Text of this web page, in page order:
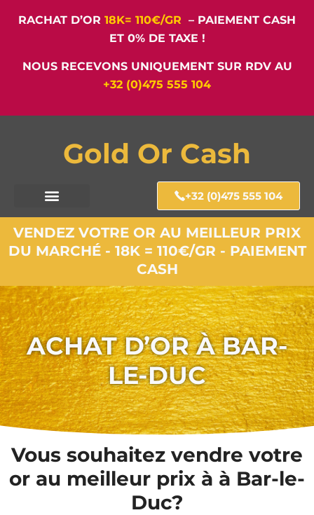
RACHAT D’OR 18K= 110€/GR – PAIEMENT CASH
ET 0% DE TAXE !
NOUS RECEVONS UNIQUEMENT SUR RDV AU
+32 (0)475 555 104
Gold Or Cash
+32 (0)475 555 104
VENDEZ VOTRE OR AU MEILLEUR PRIX
DU MARCHÉ - 18K = 110€/GR - PAIEMENT
CASH
ACHAT D’OR À BAR-
LE-DUC
Vous souhaitez vendre votre
or au meilleur prix à à Bar-le-
Duc?